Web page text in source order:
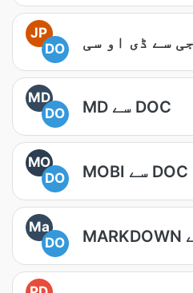
JP
DO
سے ڈی او سی
MD
DO
MD سے DOC
MO
DO
MOBI سے DOC
Ma
DO